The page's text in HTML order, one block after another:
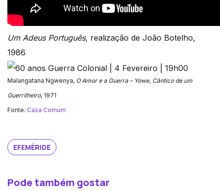
Um Adeus Português, realização de João Botelho,
1986
Malangatana Ngwenya, O Amor e a Guerra – Yowe, Cântico de um
Guerrilheiro, 1971
Fonte: Casa Comum
EFEMÉRIDE
Pode também gostar